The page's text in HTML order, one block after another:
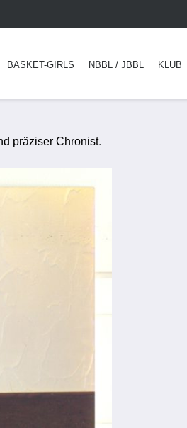
BASKET-GIRLS NBBL / JBBL KLUB
präziser Chronist.